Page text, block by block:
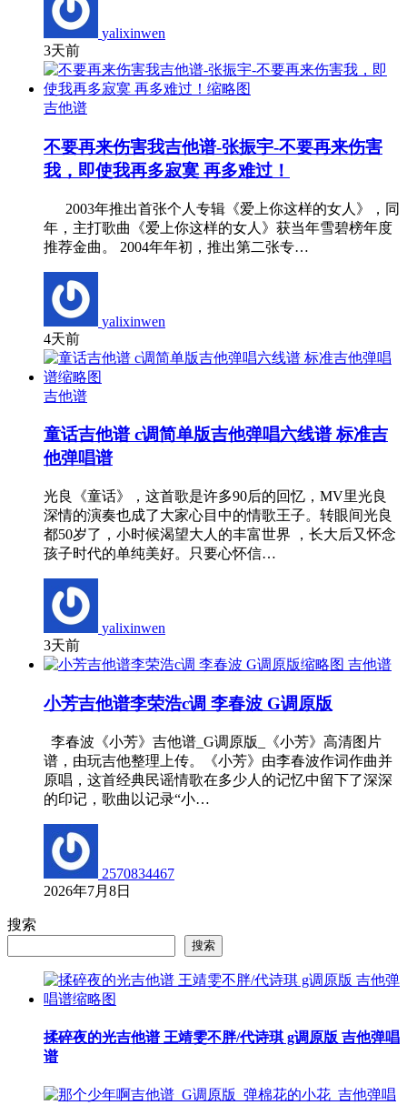
yalixinwen
3天前
吉他谱
不要再来伤害我吉他谱-张振宇-不要再来伤害
我，即使我再多寂寞 再多难过！
2003年推出首张个人专辑《爱上你这样的女人》，同
年，主打歌曲《爱上你这样的女人》获当年雪碧榜年度
推荐金曲。 2004年年初，推出第二张专…
yalixinwen
4天前
吉他谱
童话吉他谱 c调简单版吉他弹唱六线谱 标准吉
他弹唱谱
光良《童话》，这首歌是许多90后的回忆，MV里光良
深情的演奏也成了大家心目中的情歌王子。转眼间光良
都50岁了，小时候渴望大人的丰富世界 ，长大后又怀念
孩子时代的单纯美好。只要心怀信…
yalixinwen
3天前
吉他谱
小芳吉他谱李荣浩c调 李春波 G调原版
李春波《小芳》吉他谱_G调原版_《小芳》高清图片
谱，由玩吉他整理上传。《小芳》由李春波作词作曲并
原唱，这首经典民谣情歌在多少人的记忆中留下了深深
的印记，歌曲以记录“小…
2570834467
2026年7月8日
搜索
搜索
揉碎夜的光吉他谱 王靖雯不胖/代诗琪 g调原版 吉他弹唱
谱